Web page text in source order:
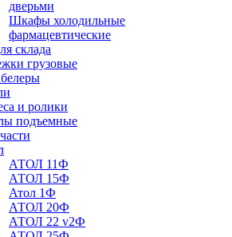
дверьми
Шкафы холодильные
фармацевтические
склада
грузовые
и ролики
подъемные
АТОЛ 11Ф
АТОЛ 15Ф
Атол 1Ф
АТОЛ 20Ф
АТОЛ 22 v2Ф